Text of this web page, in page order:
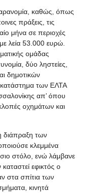
καθώς, όπως
πράξεις, τις
μήνα σε περιοχές
λεία 53.000 ευρώ.
ομάδας
δύο ληστείες,
δημοτικών
των ΕΛΤΑ
απ’ όπου
οχημάτων και
διάπραξη των
κλεμμένα
στόλο, ενώ λάμβανε
εφικτός ο
στα σπίτια των
κινητά